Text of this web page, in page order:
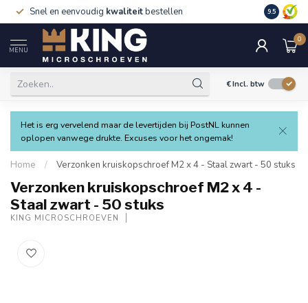
Snel en eenvoudig kwaliteitbestellen 9.5
MENU
0
€Incl. btw
Het is erg vervelend maar de levertijden bij PostNL kunnen
oplopen vanwege drukte. Excuses voor het ongemak!
Home / Verzonken kruiskopschroef M2 x 4 - Staal zwart - 50 stuks
Verzonken kruiskopschroef M2 x 4 -
Staal zwart - 50 stuks
KING MICROSCHROEVEN